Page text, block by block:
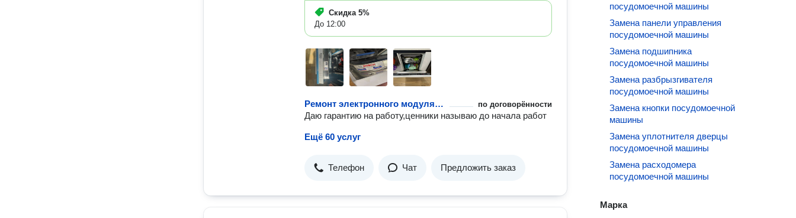
Скидка 5%
До 12:00
Ремонт электронного модуля управления посудомоечной машины по договорённости
Даю гарантию на работу,ценники называю до начала работ
Ещё 60 услуг
Телефон Чат Предложить заказ
посудомоечной машины
Замена панели управления
посудомоечной машины
Замена подшипника
посудомоечной машины
Замена разбрызгивателя
посудомоечной машины
Замена кнопки посудомоечной
машины
Замена уплотнителя дверцы
посудомоечной машины
Замена расходомера
посудомоечной машины
Марка